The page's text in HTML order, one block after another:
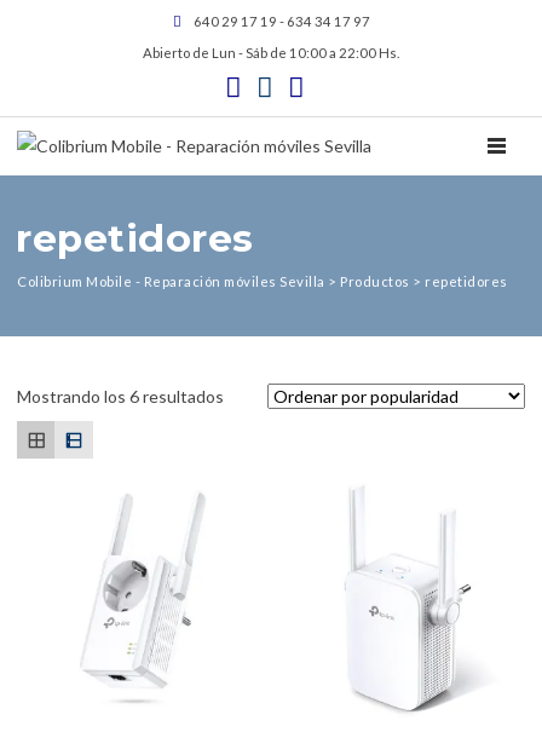
640 29 17 19 - 634 34 17 97
Abierto de Lun - Sáb de 10:00 a 22:00 Hs.
repetidores
Colibrium Mobile - Reparación móviles Sevilla > Productos > repetidores
Mostrando los 6 resultados Ordenado por popularidad